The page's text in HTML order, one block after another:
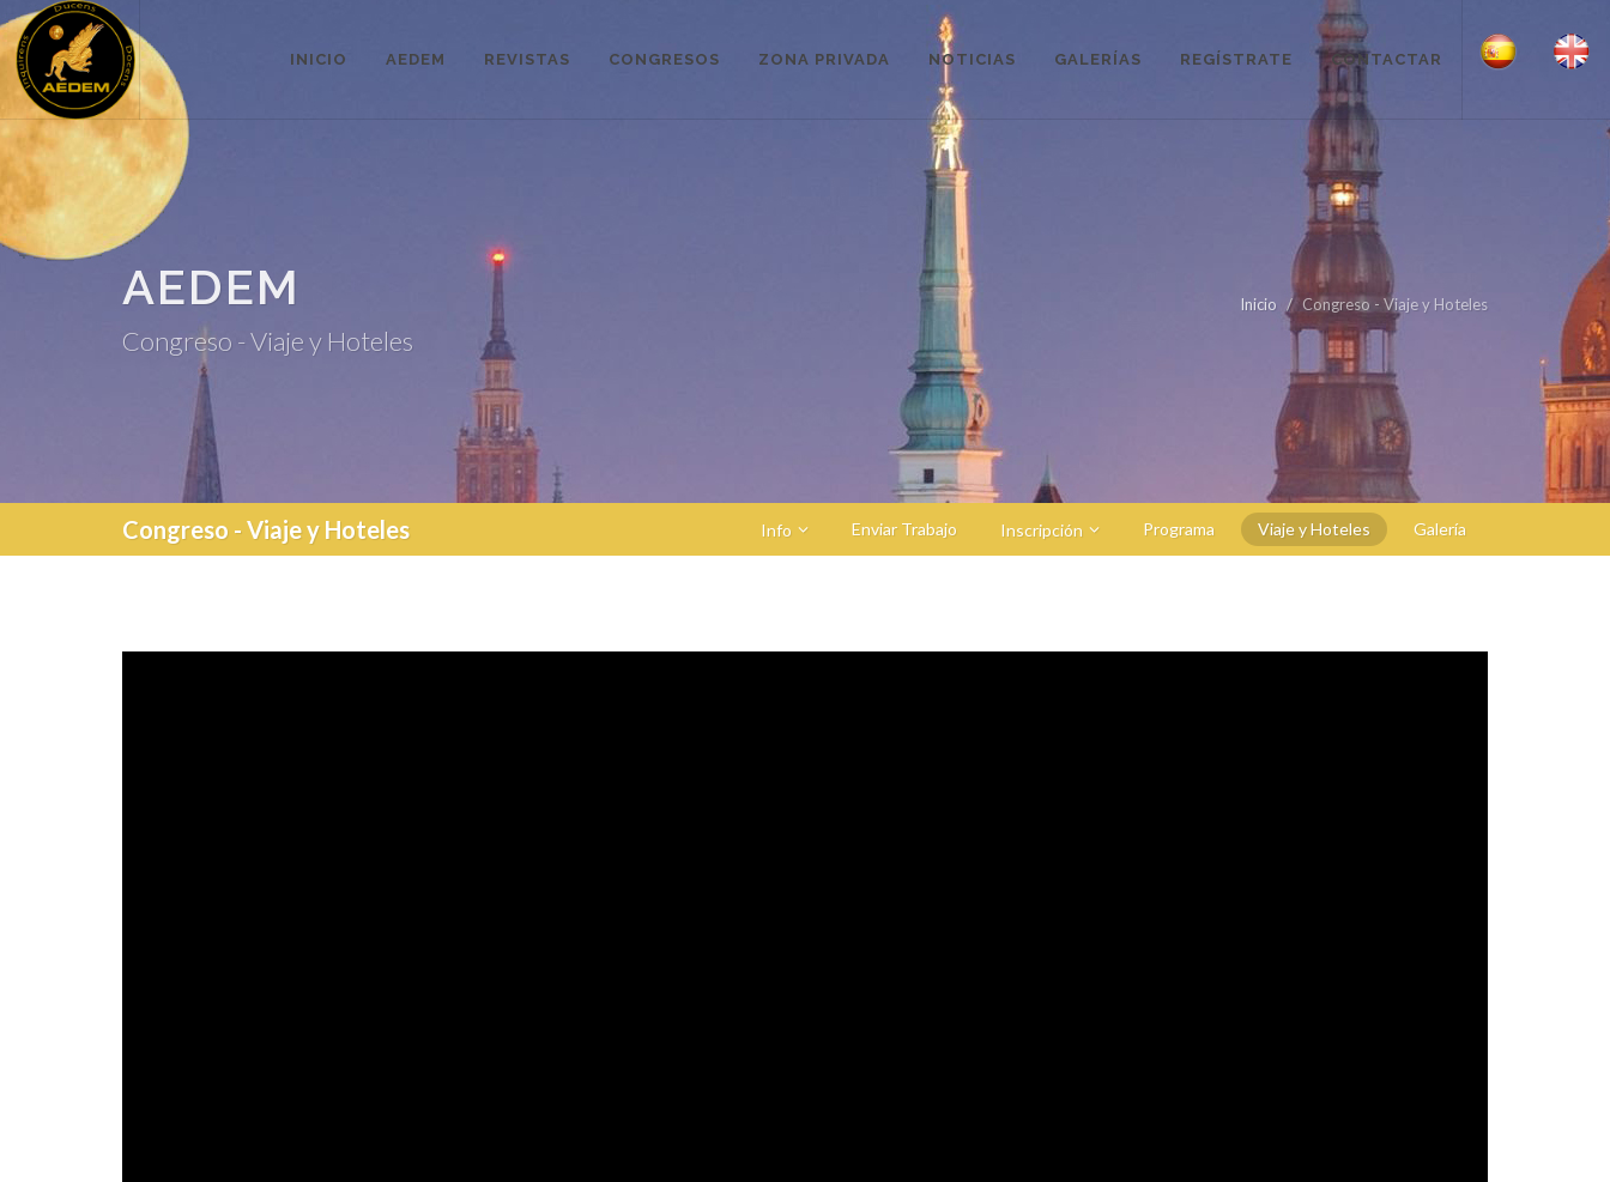
INICIO AEDEM REVISTAS CONGRESOS ZONA PRIVADA NOTICIAS GALERÍAS REGÍSTRATE CONTACTAR
AEDEM
Congreso - Viaje y Hoteles
Inicio Congreso - Viaje y Hoteles
Congreso - Viaje y Hoteles Info Enviar Trabajo Inscripción Programa Viaje y Hoteles Galería